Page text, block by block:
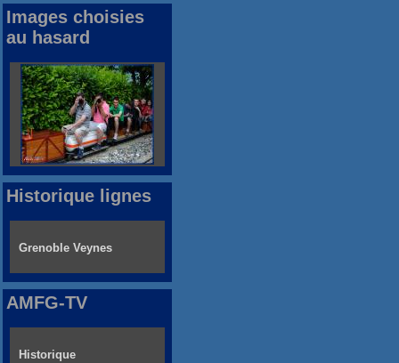
Images choisies
au hasard
Historique lignes
Grenoble Veynes
AMFG-TV
Historique